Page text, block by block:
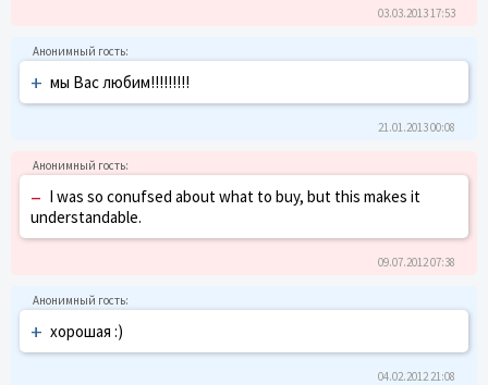
03.03.2013 17:53
+ мы Вас любим!!!!!!!!!
21.01.2013 00:08
– I was so conufsed about what to buy, but this makes it
understandable.
09.07.2012 07:38
+ хорошая :)
04.02.2012 21:08